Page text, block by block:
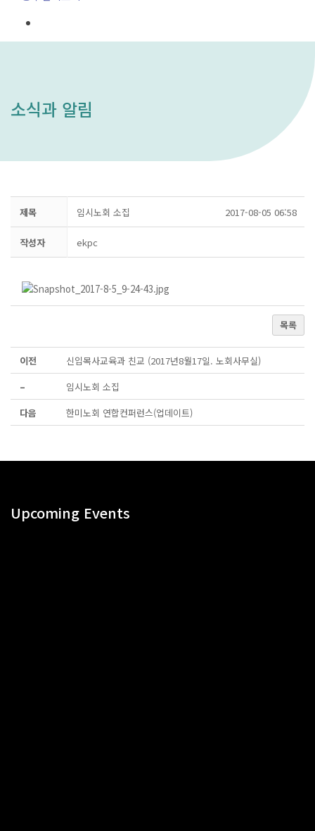
소식과 알림
제목 임시노회 소집 2017-08-05 06:58
작성자 ekpc
목록
이전
신입목사교육과 친교 (2017년8월17일. 노회사무실)
–
임시노회 소집
다음
한미노회 연합컨퍼런스(업데이트)
Upcoming Events